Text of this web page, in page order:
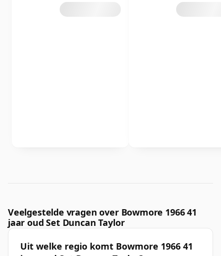
Veelgestelde vragen over Bowmore 1966 41
jaar oud Set Duncan Taylor
Uit welke regio komt Bowmore 1966 41